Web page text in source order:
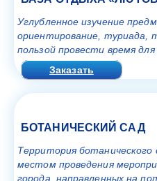
Углубленное изучение
ориентирование, туриада,
пользой провести время
Заказать
БОТАНИЧЕСКИЙ САД
Территория
местом проведения
города, направленных на